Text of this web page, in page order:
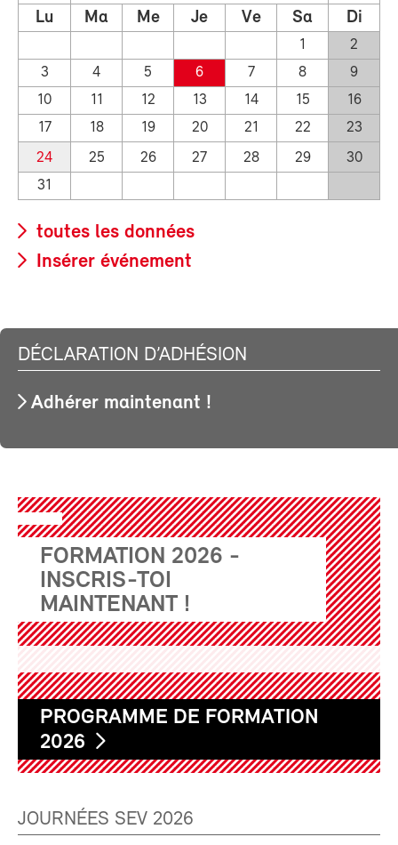
Lu Ma Me Je Ve Sa Di
1
2
3
4 5 6 7 8
9
10
11 12 13 14 15
16
17
18 19 20 21 22
23
24
25 26 27 28 29
30
31
toutes les données
Insérer événement
DÉCLARATION D’ADHÉSION
Adhérer maintenant !
FORMATION 2026 -
INSCRIS-TOI
MAINTENANT !
PROGRAMME DE FORMATION
2026
JOURNÉES SEV 2026